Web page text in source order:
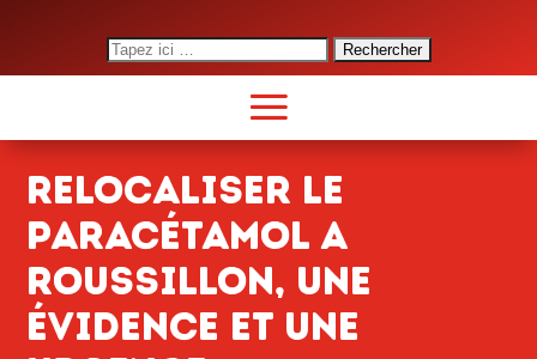
Search
for:
RELOCALISER LE
PARACÉTAMOL A
ROUSSILLON, UNE
ÉVIDENCE ET UNE